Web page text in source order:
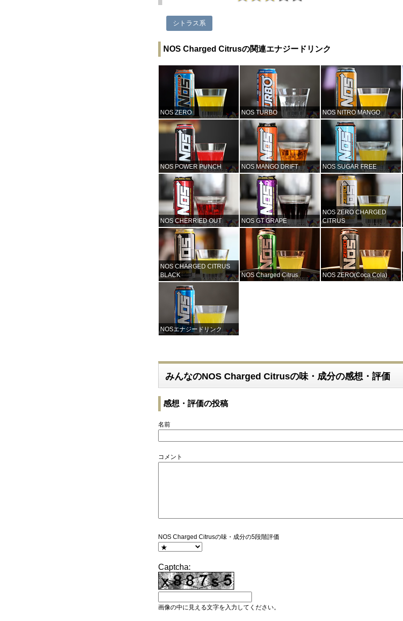
シトラス系
NOS Charged Citrusの関連エナジードリンク
NOS ZERO NOS TURBO NOS NITRO MANGO
NOS POWER PUNCH NOS MANGO DRIFT NOS SUGAR FREE
NOS CHERRIED OUT NOS GT GRAPE
NOS ZERO CHARGED
CITRUS
NOS CHARGED CITRUS
BLACK
NOS Charged Citrus NOS ZERO(Coca Cola)
NOSエナジードリンク
みんなのNOS Charged Citrusの味・成分の感想・評価
感想・評価の投稿
名前
コメント
NOS Charged Citrusの味・成分の5段階評価
Captcha:
画像の中に見える文字を入力してください。